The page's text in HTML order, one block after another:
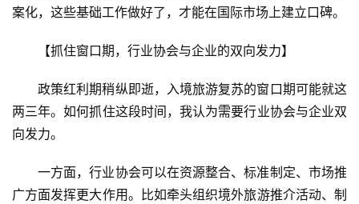
旅
区
案化，这些基础工作做好了，才能在国际市场上建立口碑。
【抓住窗口期，行业协会与企业的双向发力】
政策红利期稍纵即逝，入境旅游复苏的窗口期可能就这
两三年。如何抓住这段时间，我认为需要行业协会与企业双
向发力。
一方面，行业协会可以在资源整合、标准制定、市场推
广方面发挥更大作用。比如牵头组织境外旅游推介活动、制